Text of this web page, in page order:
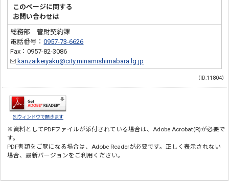
このページに関する
お問い合わせは
総務部 管財契約課
電話番号：0957-73-6626
Fax：0957-82-3086
kanzaikeiyaku@city.minamishimabara.lg.jp
（ID:11804）
別ウィンドウで開きます
※資料としてPDFファイルが添付されている場合は、Adobe Acrobat(R)が必要で
す。
PDF書類をご覧になる場合は、Adobe Readerが必要です。正しく表示されない
場合、最新バージョンをご利用ください。